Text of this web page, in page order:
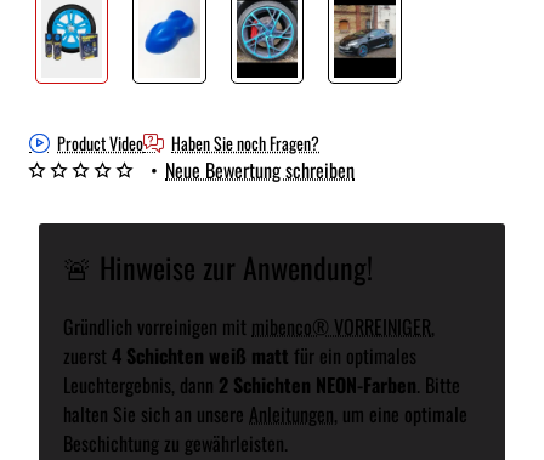
Product Video Haben Sie noch Fragen?
🚨 Hinweise zur Anwendung!
Gründlich vorreinigen mit mibenco® VORREINIGER,
zuerst 4 Schichten weiß matt für ein optimales
Leuchtergebnis, dann 2 Schichten NEON-Farben. Bitte
halten Sie sich an unsere Anleitungen, um eine optimale
Beschichtung zu gewährleisten.
• Neue Bewertung schreiben